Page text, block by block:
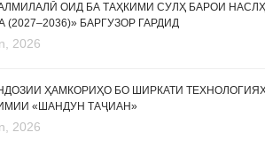
ОИД БА ТАҲКИМИ СУЛҲ БАРОИ
(2027–2036)» БАРГУЗОР ГАРДИД
2026
ҲАМКОРИҲО БО ШИРКАТИ
«ШАНДУН ТАҶИАН»
2026